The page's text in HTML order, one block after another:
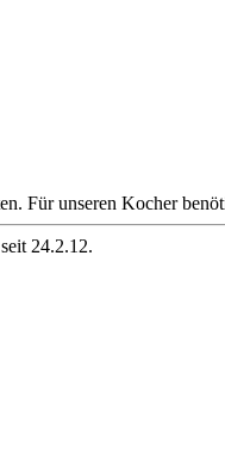
Für unseren Kocher
24.2.12.